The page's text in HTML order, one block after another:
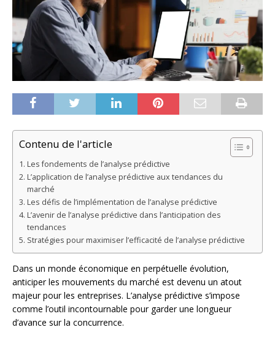
Contenu de l'article
Les fondements de l’analyse prédictive
L’application de l’analyse prédictive aux tendances du
marché
Les défis de l’implémentation de l’analyse prédictive
L’avenir de l’analyse prédictive dans l’anticipation des
tendances
Stratégies pour maximiser l’efficacité de l’analyse prédictive
Dans un monde économique en perpétuelle évolution,
anticiper les mouvements du marché est devenu un atout
majeur pour les entreprises. L’analyse prédictive s’impose
comme l’outil incontournable pour garder une longueur
d’avance sur la concurrence.